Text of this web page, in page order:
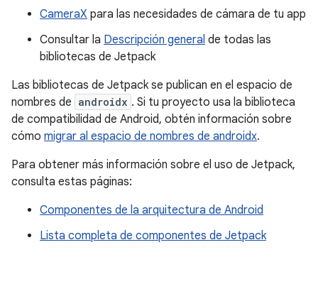
CameraX para las necesidades de cámara de tu app
Consultar la Descripción general de todas las
bibliotecas de Jetpack
Las bibliotecas de Jetpack se publican en el espacio de
nombres de androidx . Si tu proyecto usa la biblioteca
de compatibilidad de Android, obtén información sobre
cómo migrar al espacio de nombres de androidx.
Para obtener más información sobre el uso de Jetpack,
consulta estas páginas:
Componentes de la arquitectura de Android
Lista completa de componentes de Jetpack